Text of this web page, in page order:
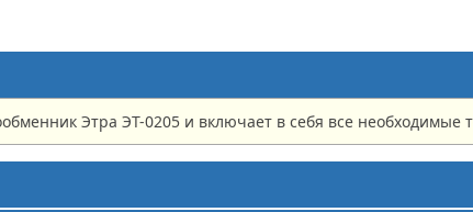
Этра ЭТ-0205 и включает в себя все необходимые